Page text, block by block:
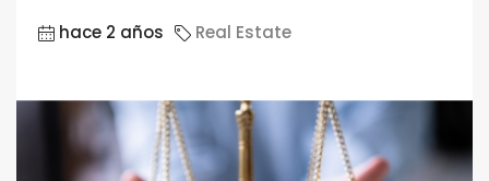
hace 2 años Real Estate